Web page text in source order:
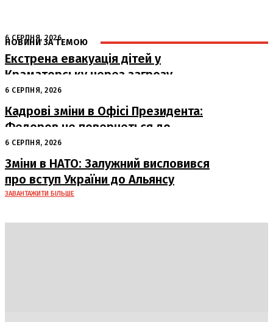
НОВИНИ ЗА ТЕМОЮ
6 СЕРПНЯ, 2026
Екстрена евакуація дітей у
Краматорську через загрозу
безпеці
6 СЕРПНЯ, 2026
Кадрові зміни в Офісі Президента:
Федоров не повернеться до
Міноборони
6 СЕРПНЯ, 2026
Зміни в НАТО: Залужний висловився
про вступ України до Альянсу
ЗАВАНТАЖИТИ БІЛЬШЕ